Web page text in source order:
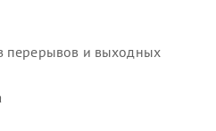
перерывов и выходных